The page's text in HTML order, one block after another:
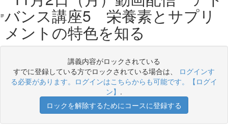
バンス講座5 栄養素とサプリ
メントの特色を知る
講義内容がロックされている
すでに登録している方でロックされている場合は、 ログインす
る必要があります。ログインはこちらからも可能です。【ログイ
ン】 .
ロックを解除するためにコースに登録する